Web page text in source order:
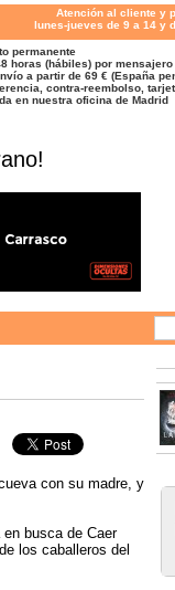
Atención al cliente y
lunes-jueves de 9 a 14 y
permanente
horas (hábiles) por mensajero
a partir de 69 € (España
contra-reembolso,
en nuestra oficina de Madrid
con su madre, y
busca de Caer
los caballeros del